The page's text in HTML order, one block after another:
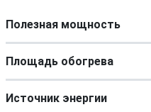
Полезная мощность
Площадь обогрева
Источник энергии